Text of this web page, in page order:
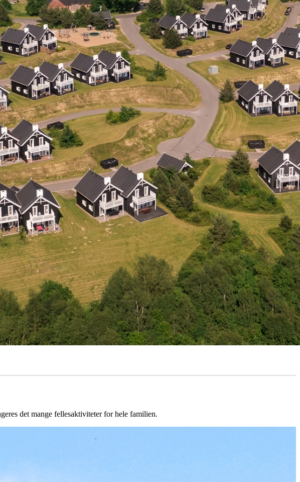
det mange fellesaktiviteter for hele familien.